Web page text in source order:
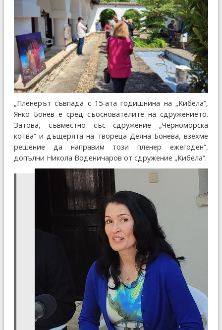
„Пленерът съвпада с 15-ата годишнина на „Кибела“,
Янко Бонев е сред съоснователите на сдружението.
Затова, съвместно със сдружение „Черноморска
котва“ и дъщерята на твореца Деяна Бонева, взехме
решение да направим този пленер ежегоден“,
допълни Никола Воденичаров от сдружение „Кибела“.